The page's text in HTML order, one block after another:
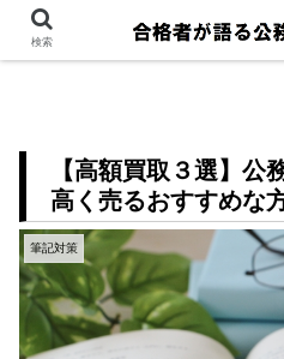
【高額買取３選】公
高く売るおすすめな
筆記対策
検索